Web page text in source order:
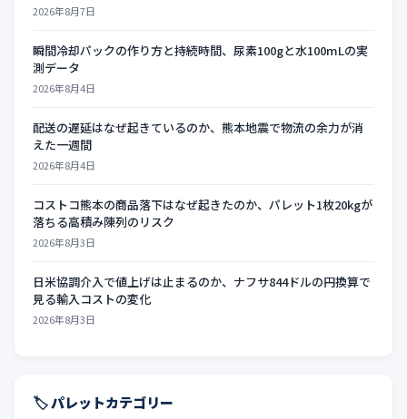
2026年8月7日
瞬間冷却パックの作り方と持続時間、尿素100gと水100mLの実
測データ
2026年8月4日
配送の遅延はなぜ起きているのか、熊本地震で物流の余力が消
えた一週間
2026年8月4日
コストコ熊本の商品落下はなぜ起きたのか、パレット1枚20kgが
落ちる高積み陳列のリスク
2026年8月3日
日米協調介入で値上げは止まるのか、ナフサ844ドルの円換算で
見る輸入コストの変化
2026年8月3日
🏷️ パレットカテゴリー